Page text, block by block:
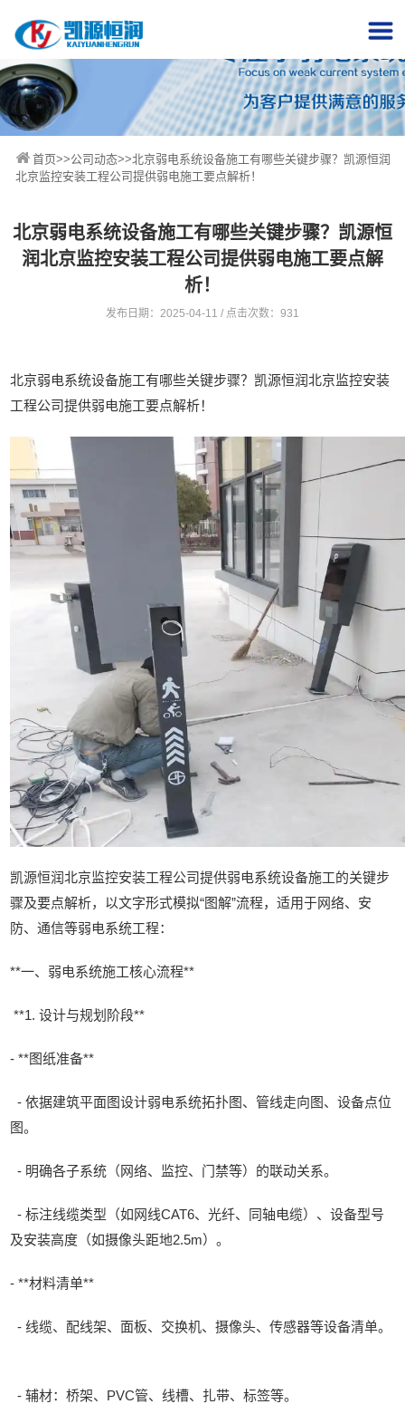
首页>>公司动态>>北京弱电系统设备施工有哪些关键步骤？凯源恒润
北京监控安装工程公司提供弱电施工要点解析！
北京弱电系统设备施工有哪些关键步骤？凯源恒
润北京监控安装工程公司提供弱电施工要点解
析！
发布日期：2025-04-11 / 点击次数：931
北京弱电系统设备施工有哪些关键步骤？凯源恒润北京监控安装
工程公司提供弱电施工要点解析！
凯源恒润北京监控安装工程公司提供弱电系统设备施工的关键步
骤及要点解析，以文字形式模拟“图解”流程，适用于网络、安
防、通信等弱电系统工程：
**一、弱电系统施工核心流程**
**1. 设计与规划阶段**
- **图纸准备**
- 依据建筑平面图设计弱电系统拓扑图、管线走向图、设备点位
图。
- 明确各子系统（网络、监控、门禁等）的联动关系。
- 标注线缆类型（如网线CAT6、光纤、同轴电缆）、设备型号
及安装高度（如摄像头距地2.5m）。
- **材料清单**
- 线缆、配线架、面板、交换机、摄像头、传感器等设备清单。
- 辅材：桥架、PVC管、线槽、扎带、标签等。